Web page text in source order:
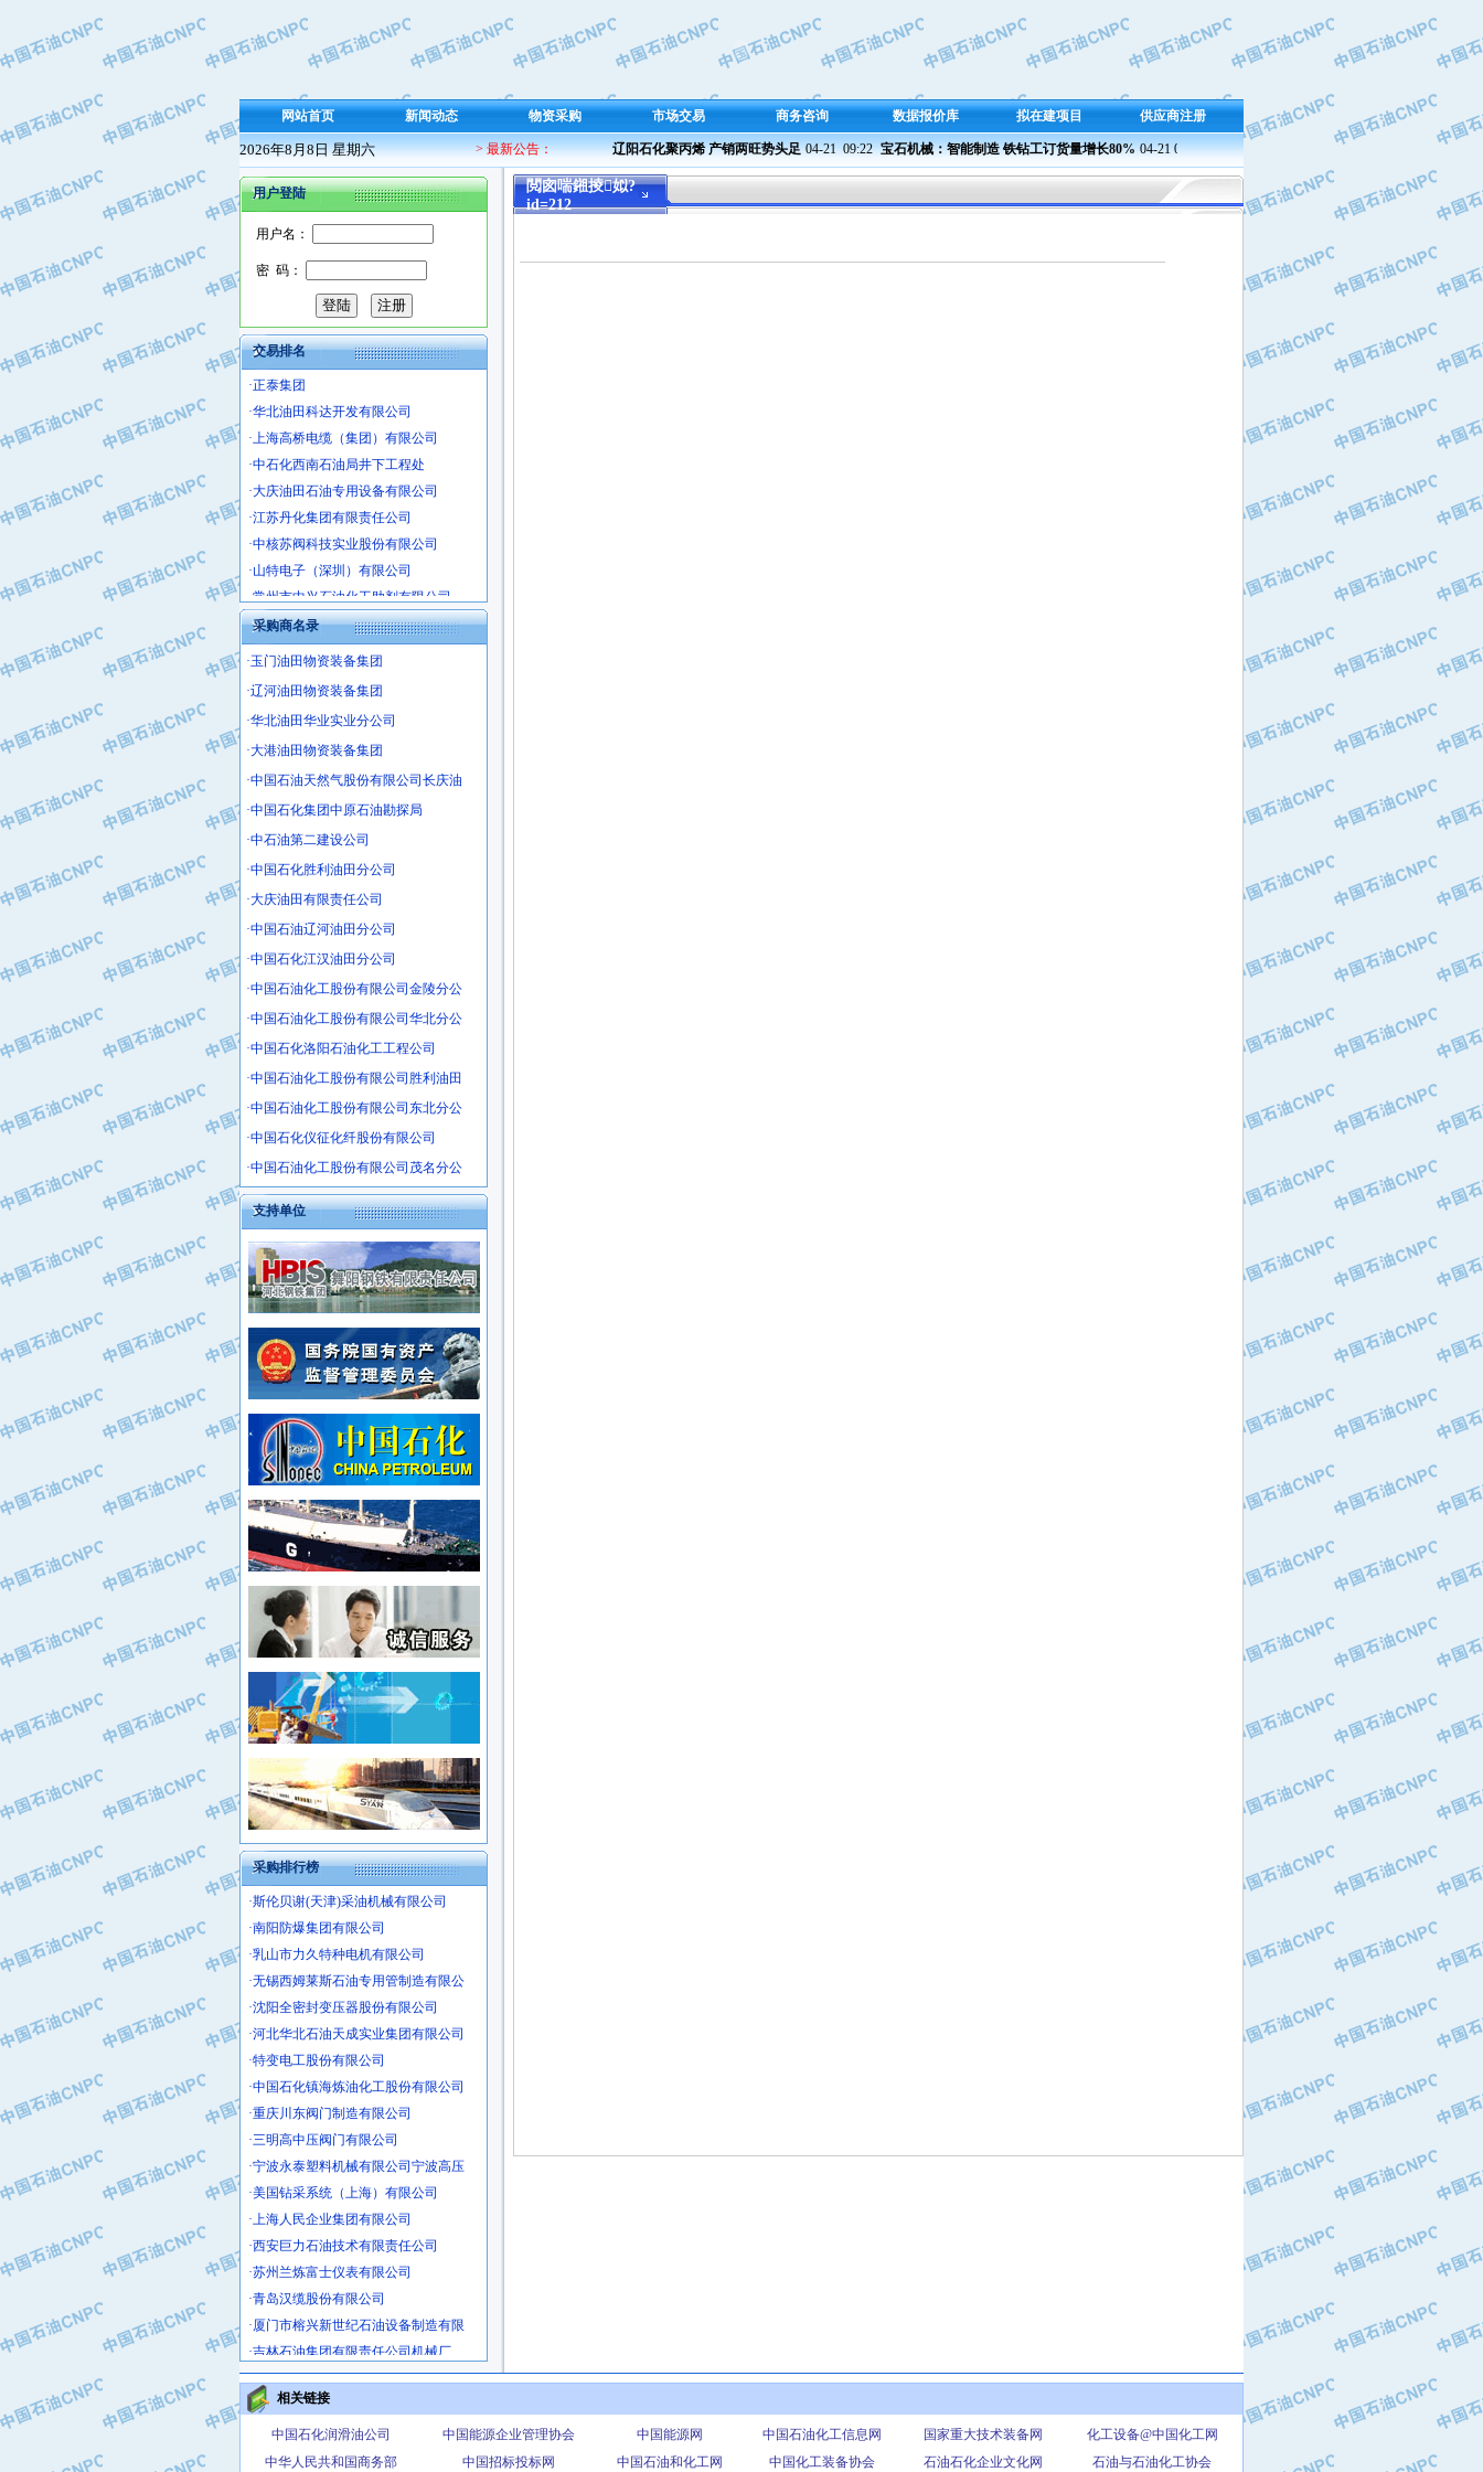
网站首页 新闻动态 物资采购 市场交易 商务咨询 数据报价库 拟在建项目 供应商注册
2026年8月8日 星期六 > 最新公告： 辽阳石化聚丙烯 产销两旺势头足 04-21  09:22 宝石机械：智能制造 铁钻工订货量增长80% 04-21 09:23 兰州石化成功产出新国标半精炼石蜡 04-21 09:37
用户登陆
用户名：
密 码：
交易排名
·保定北奥石油物探特种车辆制造有限
·盘锦辽河油田天意石油装备有限公司
·沧州市电气控制设备厂
·中船重工中南装备有限责任公司
·南石力天传动件有限公司
·浙江瑞普环境技术有限公司
·华北石油新大禹环保设备有限公司
·河北翼凌机械制造总厂
·萍乡市庞泰化工填料有限公司
·上海宝钢商贸有限公司
·辽河石油勘探局总机械厂
·正泰集团
·华北油田科达开发有限公司
·上海高桥电缆（集团）有限公司
·中石化西南石油局井下工程处
·大庆油田石油专用设备有限公司
·江苏丹化集团有限责任公司
·中核苏阀科技实业股份有限公司
·山特电子（深圳）有限公司
·常州市中兴石油化工助剂有限公司
·姜堰市三联助剂有限公司
·四川中光高技术研究所有限责任公司
·江苏天安防雷工程有限责任公司
·山东东营胜利工业园区
·上海鼓风机厂有限公司
·中核苏阀科技实业股份有限公司
·济南柴油机股份有限公司
·上海科瑞曼士德电源系统集成有限公
·东方合金铸造厂
·保定北奥石油物探特种车辆制造有限
·盘锦辽河油田天意石油装备有限公司
·中船重工中南装备有限责任公司
·南石力天传动件有限公司
·浙江瑞普环境技术有限公司
·华北石油新大禹环保设备有限公司
·河北翼凌机械制造总厂
·萍乡市庞泰化工填料有限公司
·实华(天津)国际贸易有限公司
·上海宝钢商贸有限公司
·辽河石油勘探局总机械厂
·正泰集团
·华北油田科达开发有限公司
·中石化西南石油局井下工程处
·大庆油田石油专用设备有限公司
·江苏丹化集团有限责任公司
·中核苏阀科技实业股份有限公司
·山特电子（深圳）有限公司
·常州市中兴石油化工助剂有限公司
·姜堰市三联助剂有限公司
·四川中光高技术研究所有限责任公司
·江苏天安防雷工程有限责任公司
·山东东营胜利工业园区
·自贡五洲防腐安装有限公司
采购商名录
·玉门油田物资装备集团
·辽河油田物资装备集团
·华北油田华业实业分公司
·大港油田物资装备集团
·中国石油天然气股份有限公司长庆油
·中国石化集团中原石油勘探局
·中石油第二建设公司
·中国石化胜利油田分公司
·大庆油田有限责任公司
·中国石油辽河油田分公司
·中国石化江汉油田分公司
·中国石油化工股份有限公司金陵分公
·中国石油化工股份有限公司华北分公
·中国石化洛阳石油化工工程公司
·中国石油化工股份有限公司胜利油田
·中国石油化工股份有限公司东北分公
·中国石化仪征化纤股份有限公司
·中国石油化工股份有限公司茂名分公
支持单位
采购排行榜
·中国石化茂名石化分公司
·中国石油大港油田分公司
·中油油气勘探软件国家工程研究中心
·西安长庆钻宇集团咸阳石化有限公司
·新疆新冠控制系统工程有限公司
·新疆安维消防设施器材有限公司
·华北石油津工机械制造有限公司
·中国石化茂名石化分公司
·上海山武控制仪表有限公司
·上海赛科石油化工有限责任公司
·河北卓唯钢管制造有限公司
·上海高桥石化
·中国石化扬子石油化工股份有限公司
·中国石化上海石油化工股份有限公司
·中国石油长庆油田分公司
·中国石油宁夏石化分公司
·山东墨龙石油机械股份有限公司
·大庆油田物资集团
·斯伦贝谢(天津)采油机械有限公司
·南阳防爆集团有限公司
·乳山市力久特种电机有限公司
·无锡西姆莱斯石油专用管制造有限公
·沈阳全密封变压器股份有限公司
·河北华北石油天成实业集团有限公司
·特变电工股份有限公司
·中国石化镇海炼油化工股份有限公司
·重庆川东阀门制造有限公司
·三明高中压阀门有限公司
·宁波永泰塑料机械有限公司宁波高压
·美国钻采系统（上海）有限公司
·上海人民企业集团有限公司
·西安巨力石油技术有限责任公司
·苏州兰炼富士仪表有限公司
·青岛汉缆股份有限公司
·厦门市榕兴新世纪石油设备制造有限
·吉林石油集团有限责任公司机械厂
·大港油田集团中成机械制造有限公司
·承德司达石油装备开发公司
·大港油田集团中成机械制造有限公司
·四川明星电缆有限公司
·中国石油大庆石油化工总厂
閲囪喘鎺掕姒?
id=212
相关链接
中国石化润滑油公司 中国能源企业管理协会 中国能源网 中国石油化工信息网 国家重大技术装备网
化工设备@中国化工网
中华人民共和国商务部
中国招标投标网 中国石油和化工网 中国化工装备协会 石油石化企业文化网 石油与石油化工协会